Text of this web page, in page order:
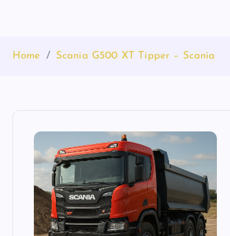
Home Scania G500 XT Tipper – Scania